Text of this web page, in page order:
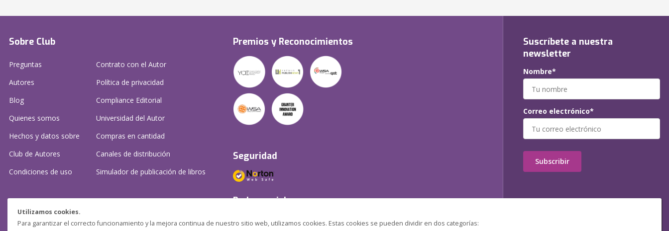
Utilizamos cookies.
Para garantizar el correcto funcionamiento y la mejora continua de nuestro sitio web, utilizamos cookies. Estas cookies se pueden dividir en dos categorías:
Sobre Club
Preguntas
Autores
Blog
Quienes somos
Hechos y datos sobre
Club de Autores
Condiciones de uso
Contrato con el Autor
Política de privacidad
Compliance Editorial
Universidad del Autor
Compras en cantidad
Canales de distribución
Simulador de publicación de libros
¿Necesitas ayuda?
Premios y Reconocimientos
Seguridad
Redes sociales
Suscríbete a nuestra
newsletter
Nombre*
Correo electrónico*
Subscribir